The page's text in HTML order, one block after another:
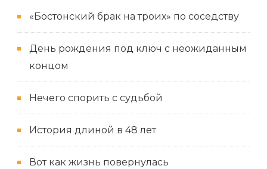
«Бостонский брак на троих» по соседству
День рождения под ключ с неожиданным
концом
Нечего спорить с судьбой
История длиной в 48 лет
Вот как жизнь повернулась